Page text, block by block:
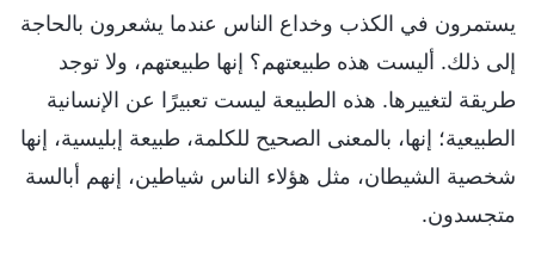
يستمرون في الكذب وخداع الناس عندما يشعرون بالحاجة
إلى ذلك. أليست هذه طبيعتهم؟ إنها طبيعتهم، ولا توجد
طريقة لتغييرها. هذه الطبيعة ليست تعبيرًا عن الإنسانية
الطبيعية؛ إنها، بالمعنى الصحيح للكلمة، طبيعة إبليسية، إنها
شخصية الشيطان، مثل هؤلاء الناس شياطين، إنهم أبالسة
متجسدون.